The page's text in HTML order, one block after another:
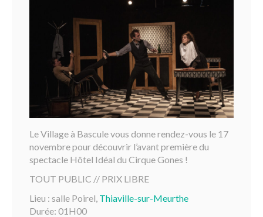
Le Village à Bascule vous donne rendez-vous le 17
novembre pour découvrir l’avant première du
spectacle Hôtel Idéal du Cirque Gones !
TOUT PUBLIC // PRIX LIBRE
Lieu : salle Poirel, Thiaville-sur-Meurthe
Durée: 01H00